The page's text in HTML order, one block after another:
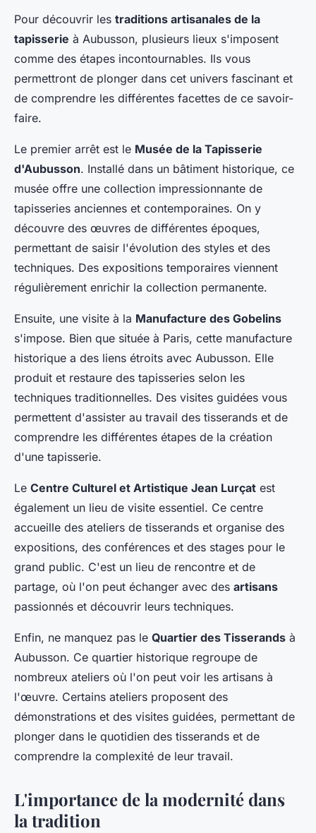
Pour découvrir les traditions artisanales de la
tapisserie à Aubusson, plusieurs lieux s'imposent
comme des étapes incontournables. Ils vous
permettront de plonger dans cet univers fascinant et
de comprendre les différentes facettes de ce savoir-
faire.
Le premier arrêt est le Musée de la Tapisserie
d'Aubusson. Installé dans un bâtiment historique, ce
musée offre une collection impressionnante de
tapisseries anciennes et contemporaines. On y
découvre des œuvres de différentes époques,
permettant de saisir l'évolution des styles et des
techniques. Des expositions temporaires viennent
régulièrement enrichir la collection permanente.
Ensuite, une visite à la Manufacture des Gobelins
s'impose. Bien que située à Paris, cette manufacture
historique a des liens étroits avec Aubusson. Elle
produit et restaure des tapisseries selon les
techniques traditionnelles. Des visites guidées vous
permettent d'assister au travail des tisserands et de
comprendre les différentes étapes de la création
d'une tapisserie.
Le Centre Culturel et Artistique Jean Lurçat est
également un lieu de visite essentiel. Ce centre
accueille des ateliers de tisserands et organise des
expositions, des conférences et des stages pour le
grand public. C'est un lieu de rencontre et de
partage, où l'on peut échanger avec des artisans
passionnés et découvrir leurs techniques.
Enfin, ne manquez pas le Quartier des Tisserands à
Aubusson. Ce quartier historique regroupe de
nombreux ateliers où l'on peut voir les artisans à
l'œuvre. Certains ateliers proposent des
démonstrations et des visites guidées, permettant de
plonger dans le quotidien des tisserands et de
comprendre la complexité de leur travail.
L'importance de la modernité dans
la tradition